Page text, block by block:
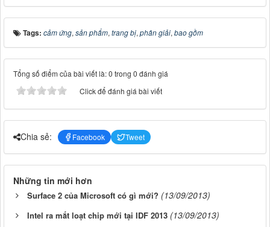
Tags: cảm ứng, sản phẩm, trang bị, phân giải, bao gồm
Tổng số điểm của bài viết là: 0 trong 0 đánh giá
Click để đánh giá bài viết
Chia sẻ: Facebook Tweet
Những tin mới hơn
Surface 2 của Microsoft có gì mới? (13/09/2013)
Intel ra mắt loạt chip mới tại IDF 2013 (13/09/2013)